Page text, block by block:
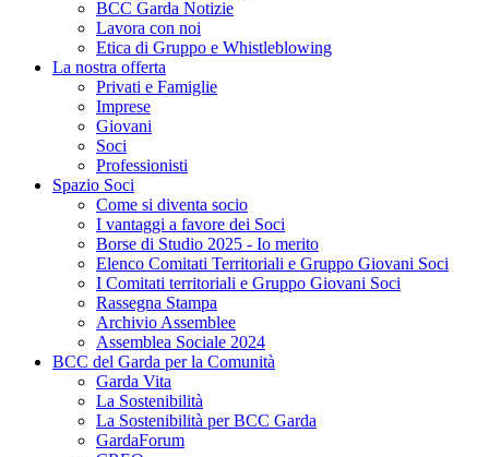
BCC Garda Notizie
Lavora con noi
Etica di Gruppo e Whistleblowing
La nostra offerta
Privati e Famiglie
Imprese
Giovani
Soci
Professionisti
Spazio Soci
Come si diventa socio
I vantaggi a favore dei Soci
Borse di Studio 2025 - Io merito
Elenco Comitati Territoriali e Gruppo Giovani Soci
I Comitati territoriali e Gruppo Giovani Soci
Rassegna Stampa
Archivio Assemblee
Assemblea Sociale 2024
BCC del Garda per la Comunità
Garda Vita
La Sostenibilità
La Sostenibilità per BCC Garda
GardaForum